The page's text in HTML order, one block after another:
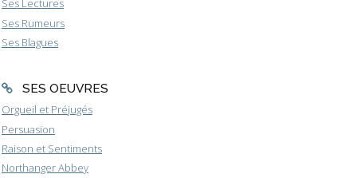
Ses Lectures
Ses Rumeurs
Ses Blagues
SES OEUVRES
Orgueil et Préjugés
Persuasion
Raison et Sentiments
Northanger Abbey